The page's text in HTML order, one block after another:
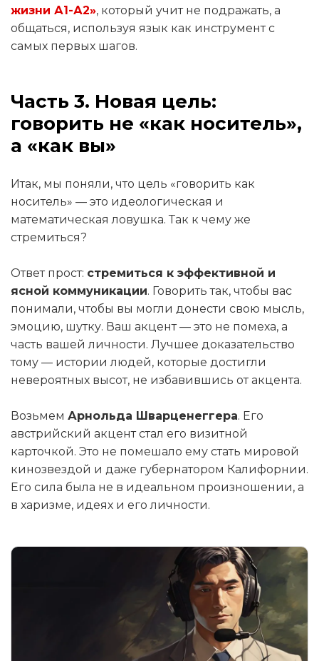
жизни А1-А2», который учит не подражать, а
общаться, используя язык как инструмент с
самых первых шагов.
Часть 3. Новая цель:
говорить не «как носитель»,
а «как вы»
Итак, мы поняли, что цель «говорить как
носитель» — это идеологическая и
математическая ловушка. Так к чему же
стремиться?
Ответ прост: стремиться к эффективной и
ясной коммуникации. Говорить так, чтобы вас
понимали, чтобы вы могли донести свою мысль,
эмоцию, шутку. Ваш акцент — это не помеха, а
часть вашей личности. Лучшее доказательство
тому — истории людей, которые достигли
невероятных высот, не избавившись от акцента.
Возьмем Арнольда Шварценеггера. Его
австрийский акцент стал его визитной
карточкой. Это не помешало ему стать мировой
кинозвездой и даже губернатором Калифорнии.
Его сила была не в идеальном произношении, а
в харизме, идеях и его личности.